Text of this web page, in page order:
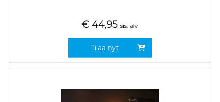
€ 44,95 sis. alv
Tilaa nyt